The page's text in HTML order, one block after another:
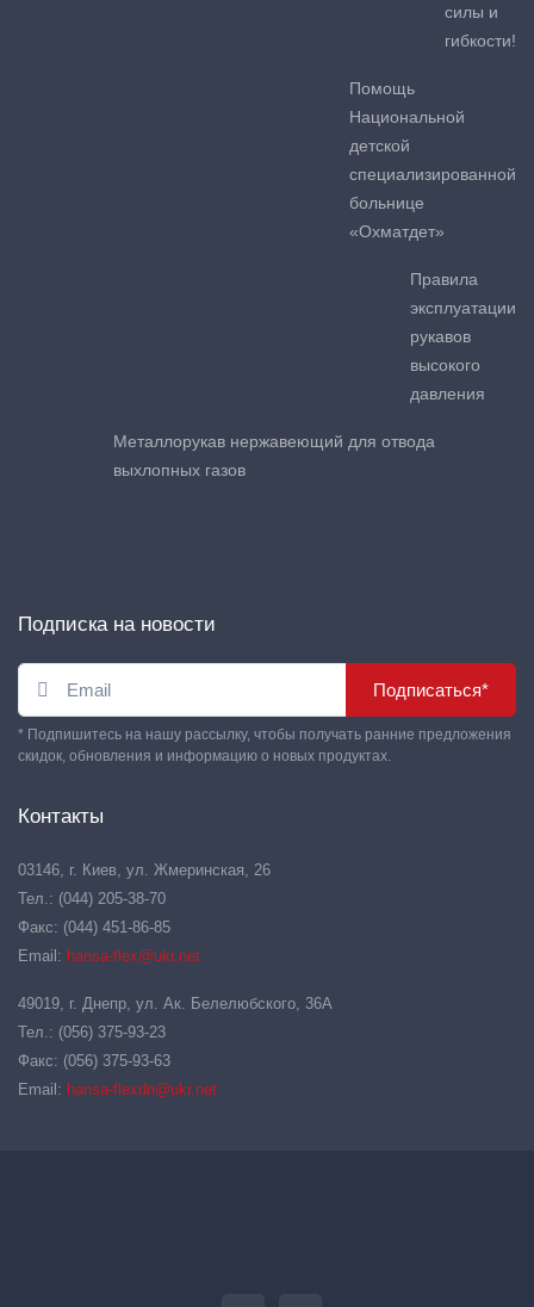
силы и
гибкости!
Помощь
Национальной
детской
специализированной
больнице
«Охматдет»
Правила
эксплуатации
рукавов
высокого
давления
Металлорукав нержавеющий для отвода
выхлопных газов
Подписка на новости
Подписаться*
* Подпишитесь на нашу рассылку, чтобы получать ранние предложения
скидок, обновления и информацию о новых продуктах.
Контакты
03146, г. Киев, ул. Жмеринская, 26
Тел.: (044) 205-38-70
Факс: (044) 451-86-85
Email: hansa-flex@ukr.net
49019, г. Днепр, ул. Ак. Белелюбского, 36А
Тел.: (056) 375-93-23
Факс: (056) 375-93-63
Email: hansa-flexdn@ukr.net